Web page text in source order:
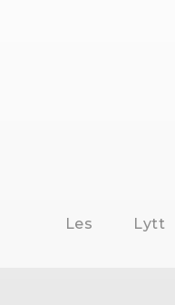
Les Lytt